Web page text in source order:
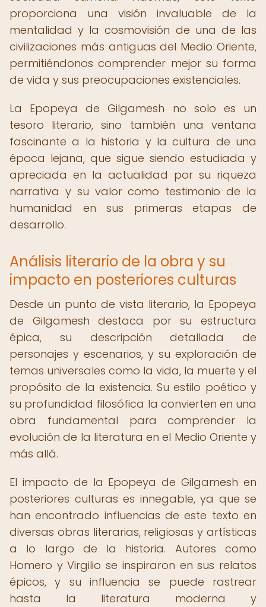
proporciona una visión invaluable de la
mentalidad y la cosmovisión de una de las
civilizaciones más antiguas del Medio Oriente,
permitiéndonos comprender mejor su forma
de vida y sus preocupaciones existenciales.
La Epopeya de Gilgamesh no solo es un
tesoro literario, sino también una ventana
fascinante a la historia y la cultura de una
época lejana, que sigue siendo estudiada y
apreciada en la actualidad por su riqueza
narrativa y su valor como testimonio de la
humanidad en sus primeras etapas de
desarrollo.
Análisis literario de la obra y su
impacto en posteriores culturas
Desde un punto de vista literario, la Epopeya
de Gilgamesh destaca por su estructura
épica, su descripción detallada de
personajes y escenarios, y su exploración de
temas universales como la vida, la muerte y el
propósito de la existencia. Su estilo poético y
su profundidad filosófica la convierten en una
obra fundamental para comprender la
evolución de la literatura en el Medio Oriente y
más allá.
El impacto de la Epopeya de Gilgamesh en
posteriores culturas es innegable, ya que se
han encontrado influencias de este texto en
diversas obras literarias, religiosas y artísticas
a lo largo de la historia. Autores como
Homero y Virgilio se inspiraron en sus relatos
épicos, y su influencia se puede rastrear
hasta la literatura moderna y